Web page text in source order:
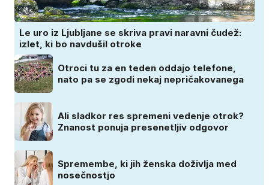
Le uro iz Ljubljane se skriva pravi naravni čudež:
izlet, ki bo navdušil otroke
Otroci tu za en teden oddajo telefone,
nato pa se zgodi nekaj nepričakovanega
Ali sladkor res spremeni vedenje otrok?
Znanost ponuja presenetljiv odgovor
Spremembe, ki jih ženska doživlja med
nosečnostjo